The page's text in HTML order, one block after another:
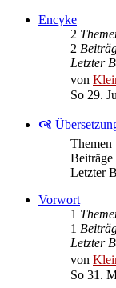
Encyke
2
2
Letzter
von
So 29.
🙧
Themen
Beiträge
Letzter
Vorwort
1
1
Letzter
von
So 31.